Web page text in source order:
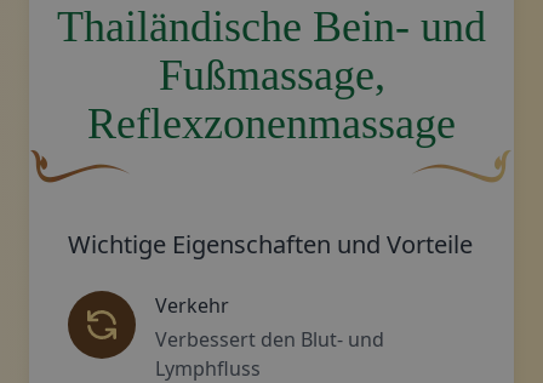
Thailändische Bein- und
Fußmassage,
Reflexzonenmassage
Wichtige Eigenschaften und Vorteile
Verkehr
Verbessert den Blut- und
Lymphfluss